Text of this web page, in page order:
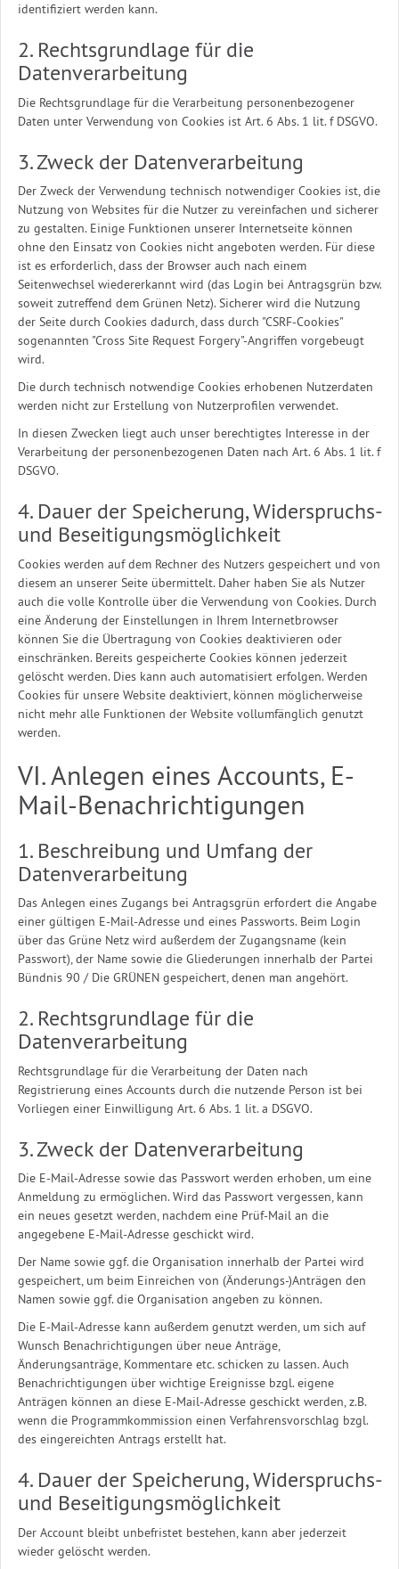
identifiziert werden kann.
2. Rechtsgrundlage für die
Datenverarbeitung
Die Rechtsgrundlage für die Verarbeitung personenbezogener
Daten unter Verwendung von Cookies ist Art. 6 Abs. 1 lit. f DSGVO.
3. Zweck der Datenverarbeitung
Der Zweck der Verwendung technisch notwendiger Cookies ist, die
Nutzung von Websites für die Nutzer zu vereinfachen und sicherer
zu gestalten. Einige Funktionen unserer Internetseite können
ohne den Einsatz von Cookies nicht angeboten werden. Für diese
ist es erforderlich, dass der Browser auch nach einem
Seitenwechsel wiedererkannt wird (das Login bei Antragsgrün bzw.
soweit zutreffend dem Grünen Netz). Sicherer wird die Nutzung
der Seite durch Cookies dadurch, dass durch "CSRF-Cookies"
sogenannten "Cross Site Request Forgery"-Angriffen vorgebeugt
wird.
Die durch technisch notwendige Cookies erhobenen Nutzerdaten
werden nicht zur Erstellung von Nutzerprofilen verwendet.
In diesen Zwecken liegt auch unser berechtigtes Interesse in der
Verarbeitung der personenbezogenen Daten nach Art. 6 Abs. 1 lit. f
DSGVO.
4. Dauer der Speicherung, Widerspruchs-
und Beseitigungsmöglichkeit
Cookies werden auf dem Rechner des Nutzers gespeichert und von
diesem an unserer Seite übermittelt. Daher haben Sie als Nutzer
auch die volle Kontrolle über die Verwendung von Cookies. Durch
eine Änderung der Einstellungen in Ihrem Internetbrowser
können Sie die Übertragung von Cookies deaktivieren oder
einschränken. Bereits gespeicherte Cookies können jederzeit
gelöscht werden. Dies kann auch automatisiert erfolgen. Werden
Cookies für unsere Website deaktiviert, können möglicherweise
nicht mehr alle Funktionen der Website vollumfänglich genutzt
werden.
VI. Anlegen eines Accounts, E-
Mail-Benachrichtigungen
1. Beschreibung und Umfang der
Datenverarbeitung
Das Anlegen eines Zugangs bei Antragsgrün erfordert die Angabe
einer gültigen E-Mail-Adresse und eines Passworts. Beim Login
über das Grüne Netz wird außerdem der Zugangsname (kein
Passwort), der Name sowie die Gliederungen innerhalb der Partei
Bündnis 90 / Die GRÜNEN gespeichert, denen man angehört.
2. Rechtsgrundlage für die
Datenverarbeitung
Rechtsgrundlage für die Verarbeitung der Daten nach
Registrierung eines Accounts durch die nutzende Person ist bei
Vorliegen einer Einwilligung Art. 6 Abs. 1 lit. a DSGVO.
3. Zweck der Datenverarbeitung
Die E-Mail-Adresse sowie das Passwort werden erhoben, um eine
Anmeldung zu ermöglichen. Wird das Passwort vergessen, kann
ein neues gesetzt werden, nachdem eine Prüf-Mail an die
angegebene E-Mail-Adresse geschickt wird.
Der Name sowie ggf. die Organisation innerhalb der Partei wird
gespeichert, um beim Einreichen von (Änderungs-)Anträgen den
Namen sowie ggf. die Organisation angeben zu können.
Die E-Mail-Adresse kann außerdem genutzt werden, um sich auf
Wunsch Benachrichtigungen über neue Anträge,
Änderungsanträge, Kommentare etc. schicken zu lassen. Auch
Benachrichtigungen über wichtige Ereignisse bzgl. eigene
Anträgen können an diese E-Mail-Adresse geschickt werden, z.B.
wenn die Programmkommission einen Verfahrensvorschlag bzgl.
des eingereichten Antrags erstellt hat.
4. Dauer der Speicherung, Widerspruchs-
und Beseitigungsmöglichkeit
Der Account bleibt unbefristet bestehen, kann aber jederzeit
wieder gelöscht werden.